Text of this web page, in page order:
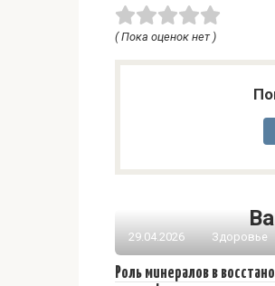
( Пока оценок нет )
29.04.2026 Здоровье
Роль минералов в